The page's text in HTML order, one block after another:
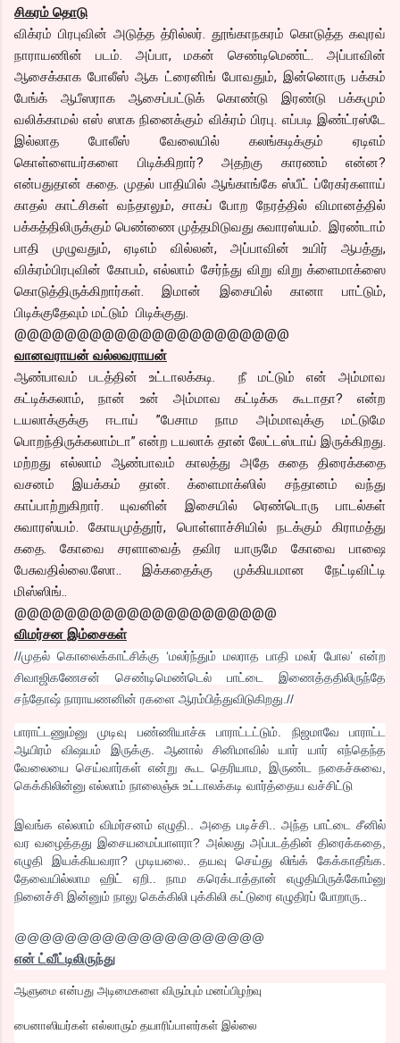
சிகரம் தொடு
விக்ரம் பிரபுவின் அடுத்த த்ரில்லர். தூங்காநகரம் கொடுத்த கவுரவ்
நாராயணின் படம். அப்பா, மகன் செண்டிமெண்ட். அப்பாவின்
ஆசைக்காக போலீஸ் ஆக ட்ரைனிங் போவதும், இன்னொரு பக்கம்
பேங்க் ஆபீஸராக ஆசைப்பட்டுக் கொண்டு இரண்டு பக்கமும்
வலிக்காமல் எஸ் ஸாக நினைக்கும் விக்ரம் பிரபு. எப்படி இண்ட்ரஸ்டே
இல்லாத போலீஸ் வேலையில் கலங்கடிக்கும் ஏடிஎம்
கொள்ளையர்களை பிடிக்கிறார்? அதற்கு காரணம் என்ன?
என்பதுதான் கதை. முதல் பாதியில் ஆங்காங்கே ஸ்பீட் ப்ரேகர்களாய்
காதல் காட்சிகள் வந்தாலும், சாகப் போற நேரத்தில் விமானத்தில்
பக்கத்திலிருக்கும் பெண்ணை முத்தமிடுவது சுவாரஸ்யம். இரண்டாம்
பாதி முழுவதும், ஏடிஎம் வில்லன், அப்பாவின் உயிர் ஆபத்து,
விக்ரம்பிரபுவின் கோபம், எல்லாம் சேர்ந்து விறு விறு க்ளைமாக்ஸை
கொடுத்திருக்கிறார்கள். இமான் இசையில் கானா பாட்டும்,
பிடிக்குதேவும் மட்டும் பிடிக்குது.
@@@@@@@@@@@@@@@@@@@@@@
வானவராயன் வல்லவராயன்
ஆண்பாவம் படத்தின் உட்டாலக்கடி. நீ மட்டும் என் அம்மாவ
கட்டிக்கலாம், நான் உன் அம்மாவ கட்டிக்க கூடாதா? என்ற
டயலாக்குக்கு ஈடாய் ”பேசாம நாம அம்மாவுக்கு மட்டுமே
பொறந்திருக்கலாம்டா” என்ற டயலாக் தான் லேட்டஸ்டாய் இருக்கிறது.
மற்றது எல்லாம் ஆண்பாவம் காலத்து அதே கதை திரைக்கதை
வசனம் இயக்கம் தான். க்ளைமாக்ஸில் சந்தானம் வந்து
காப்பாற்றுகிறார். யுவனின் இசையில் ரெண்டொரு பாடல்கள்
சுவாரஸ்யம். கோயமுத்தூர், பொள்ளாச்சியில் நடக்கும் கிராமத்து
கதை. கோவை சரளாவைத் தவிர யாருமே கோவை பாஷை
பேசுவதில்லை.ஸோ.. இக்கதைக்கு முக்கியமான நேட்டிவிட்டி
மிஸ்ஸிங்..
@@@@@@@@@@@@@@@@@@@@@
விமர்சன இம்சைகள்
//முதல் கொலைக்காட்சிக்கு ‘மலர்ந்தும் மலராத பாதி மலர் போல’ என்ற
சிவாஜிகணேசன் செண்டிமெண்டெல் பாட்டை இணைத்ததிலிருந்தே
சந்தோஷ் நாராயணனின் ரகளை ஆரம்பித்துவிடுகிறது.//
பாராட்டணும்னு முடிவு பண்ணியாச்சு பாராட்டட்டும். நிஜமாவே பாராட்ட
ஆயிரம் விஷயம் இருக்கு. ஆனால் சினிமாவில் யார் யார் எந்தெந்த
வேலையை செய்வார்கள் என்று கூட தெரியாம, இருண்ட நகைச்சுவை,
கெக்கிலின்னு எல்லாம் நாலைஞ்சு உட்டாலக்கடி வார்த்தைய வச்சிட் டு
இவங்க எல்லாம் விமர்சனம் எழுதி.. அதை படிச்சி.. அந்த பாட்டை சீனில்
வர வழைத்தது இசையமைப்பாளரா? அல்லது அப்படத்தின் திரைக்கதை,
எழுதி இயக்கியவரா? முடியலை.. தயவு செய்து லிங்க் கேக்காதீங்க.
தேவையில்லாம ஹிட் ஏறி.. நாம கரெக்டாத்தான் எழுதியிருக்கோம்னு
நினைச்சி இன்னும் நாலு கெக்கிலி புக்கிலி கட்டுரை எழுதிரப் போறாரு..
@@@@@@@@@@@@@@@@@@@@
என் ட்வீட்டிலிருந்து
ஆளுமை என்பது அடிமைகளை விரும்பும் மனப்பிழற்வு
பைனாஸியர்கள் எல்லாரும் தயாரிப்பாளர்கள் இல்லை